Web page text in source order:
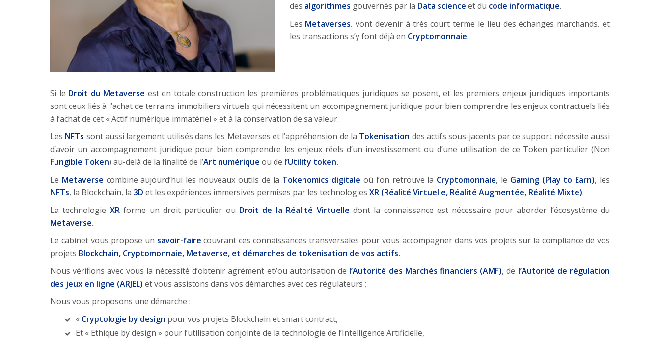
des algorithmes gouvernés par la Data science et du code informatique.
Les Metaverses, vont devenir à très court terme le lieu des échanges marchands, et
les transactions s’y font déjà en Cryptomonnaie.
Si le Droit du Metaverse est en totale construction les premières problématiques juridiques se posent, et les premiers enjeux juridiques importants
sont ceux liés à l’achat de terrains immobiliers virtuels qui nécessitent un accompagnement juridique pour bien comprendre les enjeux contractuels liés
à l’achat de cet « Actif numérique immatériel » et à la conservation de sa valeur.
Les NFTs sont aussi largement utilisés dans les Metaverses et l’appréhension de la Tokenisation des actifs sous-jacents par ce support nécessite aussi
d’avoir un accompagnement juridique pour bien comprendre les enjeux réels d’un investissement ou d’une utilisation de ce Token particulier (Non
Fungible Token) au-delà de la finalité de l’Art numérique ou de l’Utility token.
Le Metaverse combine aujourd’hui les nouveaux outils de la Tokenomics digitale où l’on retrouve la Cryptomonnaie, le Gaming (Play to Earn), les
NFTs, la Blockchain, la 3D et les expériences immersives permises par les technologies XR (Réalité Virtuelle, Réalité Augmentée, Réalité Mixte).
La technologie XRforme un droit particulier ou Droit de la Réalité Virtuelle dont la connaissance est nécessaire pour aborder l’écosystème du
Metaverse.
Le cabinet vous propose un savoir-faire couvrant ces connaissances transversales pour vous accompagner dans vos projets sur la compliance de vos
projets Blockchain, Cryptomonnaie, Metaverse, et démarches de tokenisation de vos actifs.
Nous vérifions avec vous la nécessité d’obtenir agrément et/ou autorisation de l’Autorité des Marchés financiers (AMF), de l’Autorité de régulation
des jeux en ligne (ARJEL) et vous assistons dans vos démarches avec ces régulateurs ;
Nous vous proposons une démarche :
« Cryptologie by design pour vos projets Blockchain et smart contract,
Et « Ethique by design » pour l’utilisation conjointe de la technologie de l’Intelligence Artificielle,